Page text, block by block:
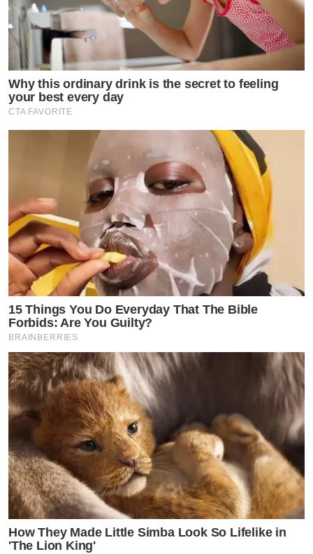
Why this ordinary drink is the secret to feeling
your best every day
CTA FAVORITE
15 Things You Do Everyday That The Bible
Forbids: Are You Guilty?
BRAINBERRIES
How They Made Little Simba Look So Lifelike in
'The Lion King'